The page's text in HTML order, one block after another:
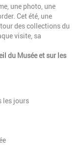
une photo, une
Cet été, une
des collections du
visite, sa
du Musée et sur les
les jours